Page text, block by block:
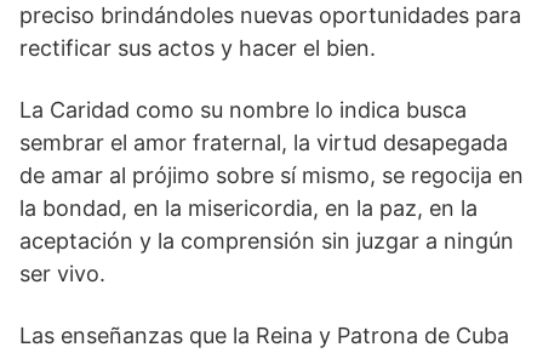
preciso brindándoles nuevas oportunidades para
rectificar sus actos y hacer el bien.
La Caridad como su nombre lo indica busca
sembrar el amor fraternal, la virtud desapegada
de amar al prójimo sobre sí mismo, se regocija en
la bondad, en la misericordia, en la paz, en la
aceptación y la comprensión sin juzgar a ningún
ser vivo.
Las enseñanzas que la Reina y Patrona de Cuba